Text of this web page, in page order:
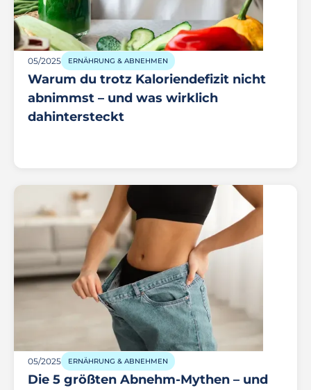
05/2025 ERNÄHRUNG & ABNEHMEN
Warum du trotz Kaloriendefizit nicht
abnimmst – und was wirklich
dahintersteckt
05/2025 ERNÄHRUNG & ABNEHMEN
Die 5 größten Abnehm-Mythen – und